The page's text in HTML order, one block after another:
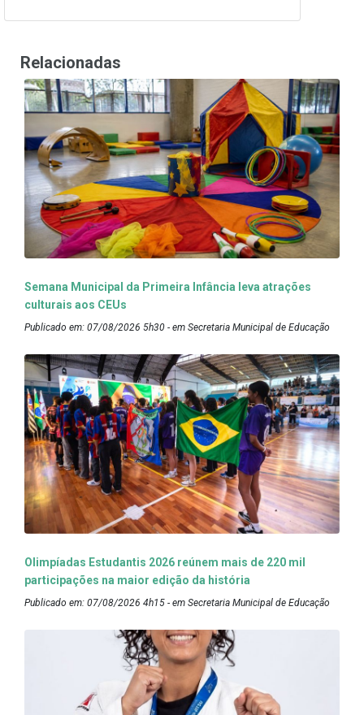
Relacionadas
Semana Municipal da Primeira Infância leva atrações
culturais aos CEUs
Publicado em: 07/08/2026 5h30 - em Secretaria Municipal de Educação
Olimpíadas Estudantis 2026 reúnem mais de 220 mil
participações na maior edição da história
Publicado em: 07/08/2026 4h15 - em Secretaria Municipal de Educação